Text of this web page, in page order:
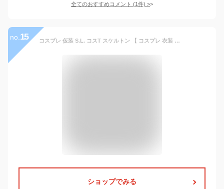
全てのおすすめコメント (1件) >
no. 15 コスプレ 仮装 S.L. コスT スケルトン 【 コスプレ 衣装 ハロウィン 仮装 コスチューム メンズ ティーシャツ Tシャツ ホラー 男性用 大人用 余興 ガイコツ 骸骨 怖い パーティーグッズ 】
ショップでみる